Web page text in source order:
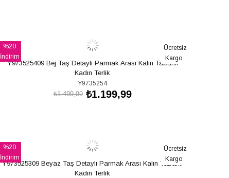
%20
İndirim
%20İndirim
Ücretsiz
Kargo
Y973525409 Bej Taş Detaylı Parmak Arası Kalın Tabanlı
Kadın Terlik
Y9735254
₺1.199,99
₺1.499,99
%20
İndirim
%20İndirim
Ücretsiz
Kargo
Y973525309 Beyaz Taş Detaylı Parmak Arası Kalın Tabanlı
Kadın Terlik